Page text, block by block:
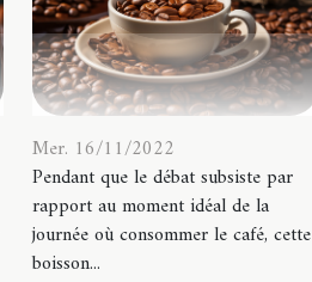
Mer. 16/11/2022
Pendant que le débat subsiste par
rapport au moment idéal de la
journée où consommer le café, cette
boisson...